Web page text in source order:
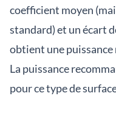
coefficient moyen
standard) et un écart
obtient une
La puissance
pour ce type de